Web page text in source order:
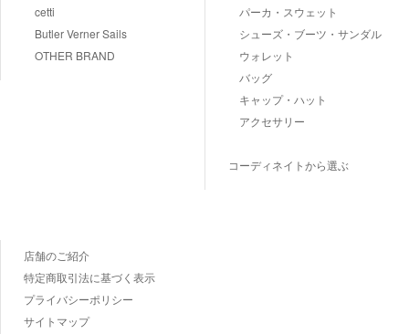
cetti
Butler Verner Sails
OTHER BRAND
パーカ・スウェット
シューズ・ブーツ・サンダル
ウォレット
バッグ
キャップ・ハット
アクセサリー
コーディネイトから選ぶ
店舗のご紹介
特定商取引法に基づく表示
プライバシーポリシー
サイトマップ